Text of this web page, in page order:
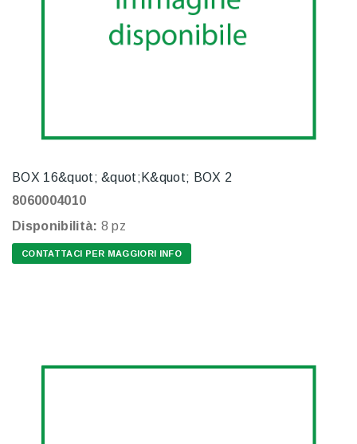
BOX 16&quot; &quot;K&quot; BOX 2
8060004010
Disponibilità: 8 pz
CONTATTACI PER MAGGIORI INFO